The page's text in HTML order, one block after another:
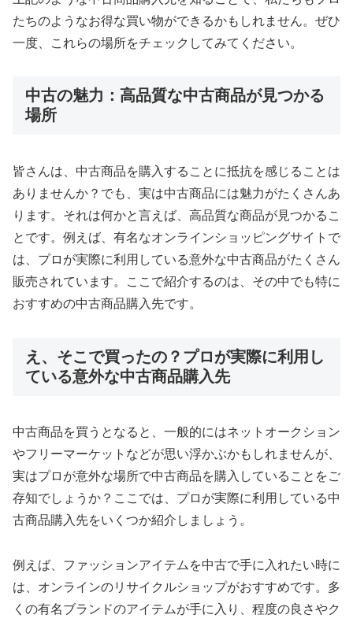
たちのようなお得な買い物ができるかもしれません。ぜひ
一度、これらの場所をチェックしてみてください。
中古の魅力：高品質な中古商品が見つかる
場所
皆さんは、中古商品を購入することに抵抗を感じることは
ありませんか？でも、実は中古商品には魅力がたくさんあ
ります。それは何かと言えば、高品質な商品が見つかるこ
とです。例えば、有名なオンラインショッピングサイトで
は、プロが実際に利用している意外な中古商品がたくさん
販売されています。ここで紹介するのは、その中でも特に
おすすめの中古商品購入先です。
え、そこで買ったの？プロが実際に利用し
ている意外な中古商品購入先
中古商品を買うとなると、一般的にはネットオークション
やフリーマーケットなどが思い浮かぶかもしれませんが、
実はプロが意外な場所で中古商品を購入していることをご
存知でしょうか？ここでは、プロが実際に利用している中
古商品購入先をいくつか紹介しましょう。
例えば、ファッションアイテムを中古で手に入れたい時に
は、オンラインのリサイクルショップがおすすめです。多
くの有名ブランドのアイテムが手に入り、程度の良さやク